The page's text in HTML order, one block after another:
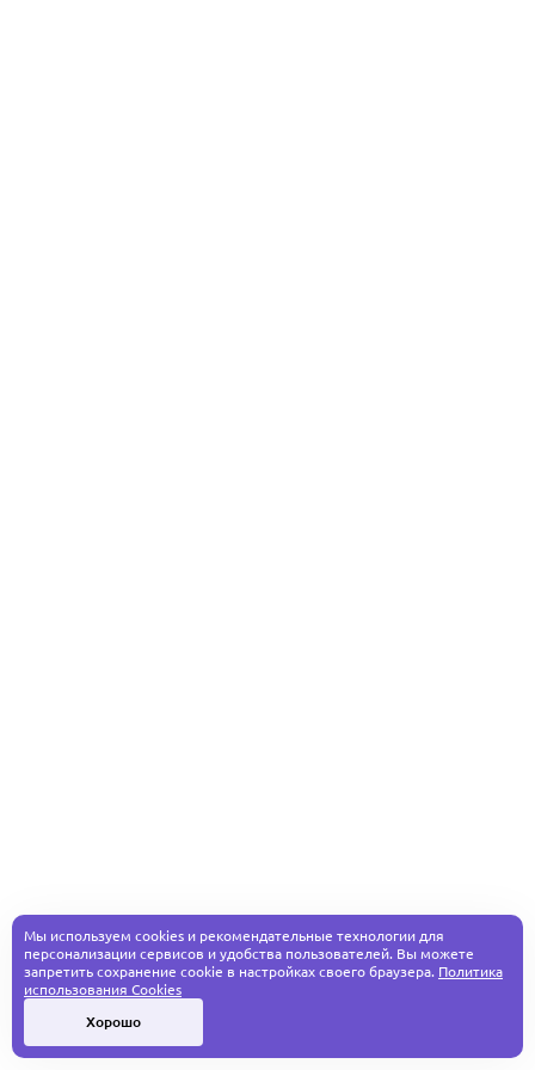
Мы используем cookies и рекомендательные технологии для
персонализации сервисов и удобства пользователей. Вы можете
запретить сохранение cookie в настройках своего браузера. Политика
использования Cookies
Хорошо